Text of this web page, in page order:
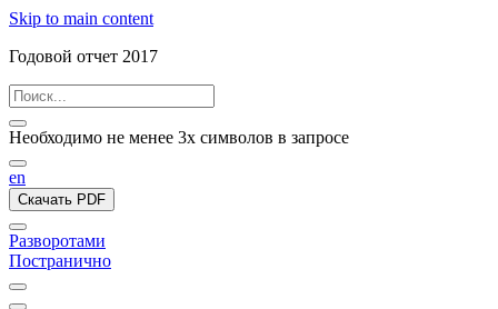
Skip to main content
Годовой отчет 2017
Необходимо не менее 3х символов в запросе
en
Скачать PDF
Разворотами
Постранично